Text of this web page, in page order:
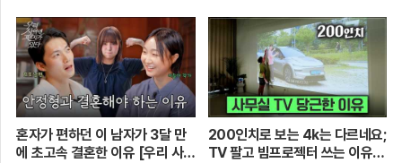
혼자가 편하던 이 남자가 3달 만
에 초고속 결혼한 이유 [우리 사이
200인치로 보는 4k는 다르네요;
TV 팔고 빔프로젝터 쓰는 이유